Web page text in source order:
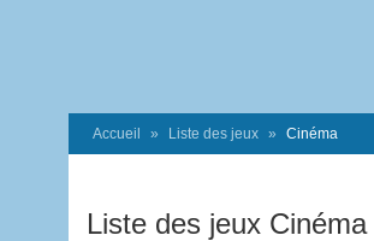
Accueil Liste des jeux Cinéma
Liste des jeux Cinéma